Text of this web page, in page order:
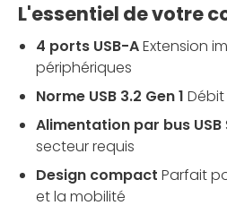
L'essentiel de votre
4 ports USB-AExtension
périphériques
Norme USB 3.2 Gen 1
Alimentation par bus USB
secteur requis
Design compact Parfait
et la mobilité